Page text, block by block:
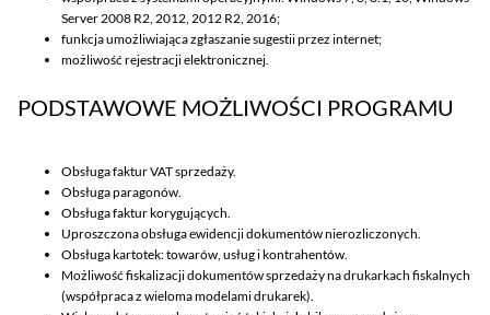
Server 2008 R2, 2012, 2012 R2, 2016;
funkcja umożliwiająca zgłaszanie sugestii przez internet;
możliwość rejestracji elektronicznej.
PODSTAWOWE MOŻLIWOŚCI PROGRAMU
Obsługa faktur VAT sprzedaży.
Obsługa paragonów.
Obsługa faktur korygujących.
Uproszczona obsługa ewidencji dokumentów nierozliczonych.
Obsługa kartotek: towarów, usług i kontrahentów.
Możliwość fiskalizacji dokumentów sprzedaży na drukarkach fiskalnych
(współpraca z wieloma modelami drukarek).